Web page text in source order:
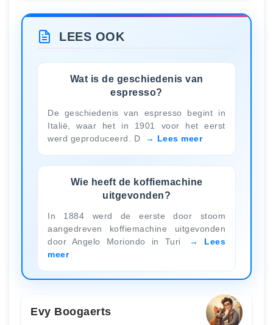
LEES OOK
Wat is de geschiedenis van
espresso?
De geschiedenis van espresso begint in
Italië, waar het in 1901 voor het eerst
werd geproduceerd. D
Lees meer
Wie heeft de koffiemachine
uitgevonden?
In 1884 werd de eerste door stoom
aangedreven koffiemachine uitgevonden
door Angelo Moriondo in Turi
Lees
meer
Evy Boogaerts